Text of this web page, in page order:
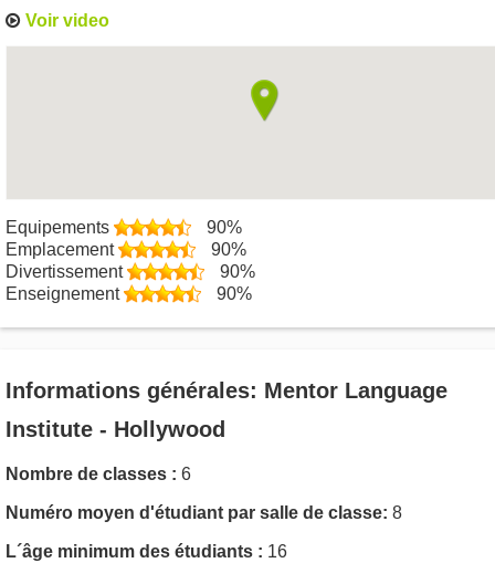
Voir video
Equipements
90%
Emplacement
90%
Divertissement
90%
Enseignement
90%
Informations générales: Mentor Language
Institute - Hollywood
Nombre de classes : 6
Numéro moyen d'étudiant par salle de classe: 8
L´âge minimum des étudiants : 16